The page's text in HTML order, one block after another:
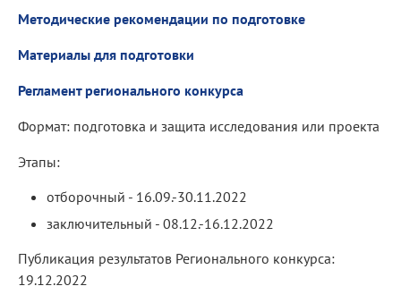
Методические рекомендации по подготовке
Материалы для подготовки
Регламент регионального конкурса
Формат: подготовка и защита исследования или проекта
Этапы:
отборочный - 16.09.-30.11.2022
заключительный - 08.12.-16.12.2022
Публикация результатов Регионального конкурса:
19.12.2022